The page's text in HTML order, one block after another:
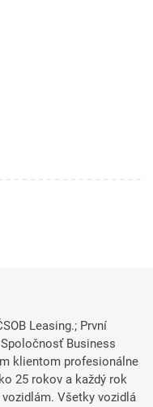
Leasing.; První
Business
klientom profesionálne
25 rokov a každý rok
Všetky vozidlá